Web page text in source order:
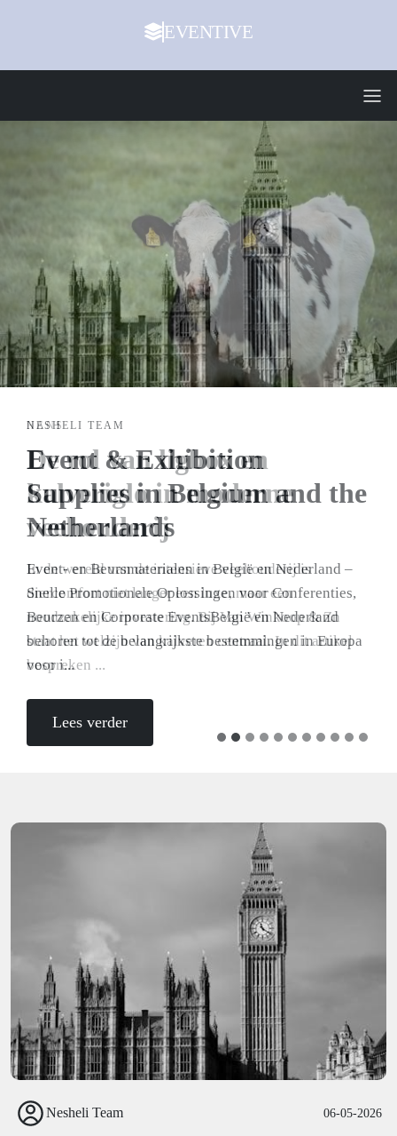
EVENTIVE
HANS
De rol van ligbox en
kalveriglo in moderne
veehouderij
In de wereld van de intensieve veehouderij is
diercomfort niet langer een luxe, maar een
noodzakelijke investering. Bij Van Winkoop & Zn
staat het welzijn van kalveren centraal. In dit artikel
bespreken ...
Lees verder
Nesheli Team 06-05-2026